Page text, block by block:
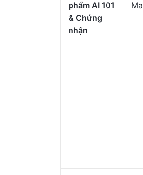
phẩm AI 101
& Chứng
nhận